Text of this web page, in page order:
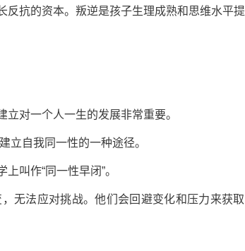
抗的资本。叛逆是孩子生理成熟和思维水平
对一个人一生的发展非常重要。
自我同一性的一种途径。
叫作“同一性早闭”。
法应对挑战。他们会回避变化和压力来获